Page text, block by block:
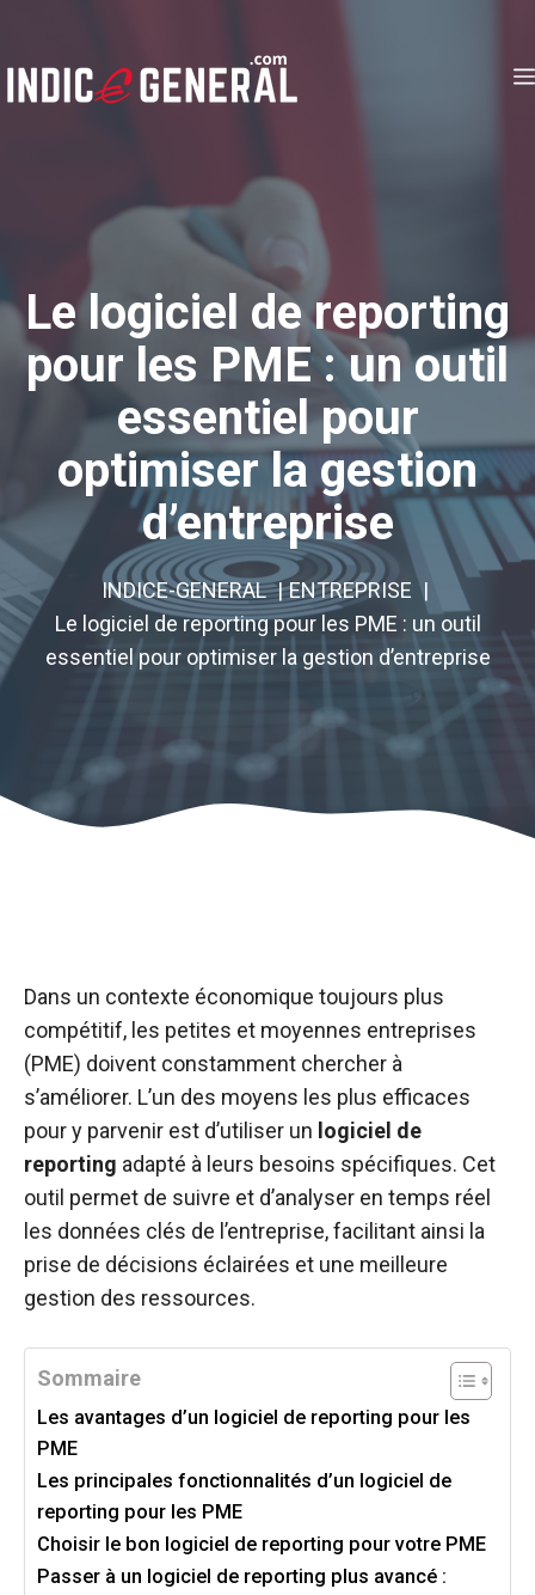
contenu
Le logiciel de reporting
pour les PME : un outil
essentiel pour
optimiser la gestion
d’entreprise
INDICE-GENERAL
ENTREPRISE
Le logiciel de reporting pour les PME : un outil
essentiel pour optimiser la gestion d’entreprise
Dans un contexte économique toujours plus
compétitif, les petites et moyennes entreprises
(PME) doivent constamment chercher à
s’améliorer. L’un des moyens les plus efficaces
pour y parvenir est d’utiliser un logiciel de
reporting adapté à leurs besoins spécifiques. Cet
outil permet de suivre et d’analyser en temps réel
les données clés de l’entreprise, facilitant ainsi la
prise de décisions éclairées et une meilleure
gestion des ressources.
Sommaire
Les avantages d’un logiciel de reporting pour les
PME
Les principales fonctionnalités d’un logiciel de
reporting pour les PME
Choisir le bon logiciel de reporting pour votre PME
Passer à un logiciel de reporting plus avancé :